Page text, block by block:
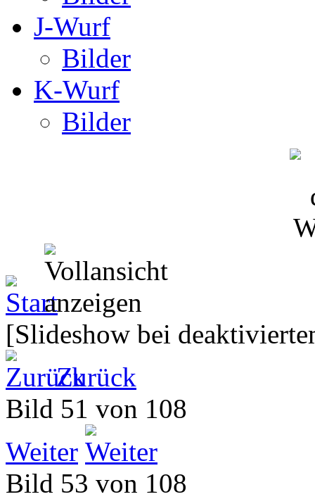
J-Wurf
Bilder
K-Wurf
Bilder
[Slideshow bei
Zurück
Bild 51 von 108
Weiter
Bild 53 von 108